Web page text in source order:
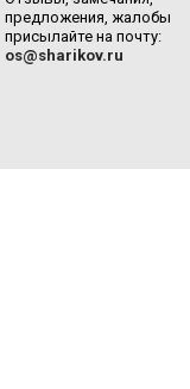
предложения, жалобы
присылайте на почту:
os@sharikov.ru